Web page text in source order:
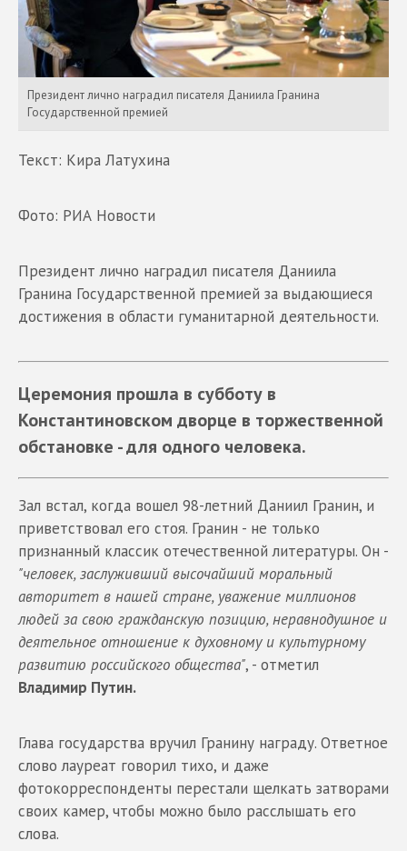
Президент лично наградил писателя Даниила Гранина
Государственной премией
Текст: Кира Латухина
Фото: РИА Новости
Президент лично наградил писателя Даниила
Гранина Государственной премией за выдающиеся
достижения в области гуманитарной деятельности.
Церемония прошла в субботу в
Константиновском дворце в торжественной
обстановке - для одного человека.
Зал встал, когда вошел 98-летний Даниил Гранин, и
приветствовал его стоя. Гранин - не только
признанный классик отечественной литературы. Он -
"человек, заслуживший высочайший моральный
авторитет в нашей стране, уважение миллионов
людей за свою гражданскую позицию, неравнодушное и
деятельное отношение к духовному и культурному
развитию российского общества", - отметил
Владимир Путин.
Глава государства вручил Гранину награду. Ответное
слово лауреат говорил тихо, и даже
фотокорреспонденты перестали щелкать затворами
своих камер, чтобы можно было расслышать его
слова.